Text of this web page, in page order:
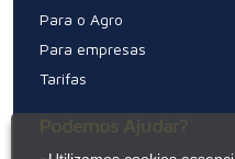
Para o Agro
Para empresas
Tarifas